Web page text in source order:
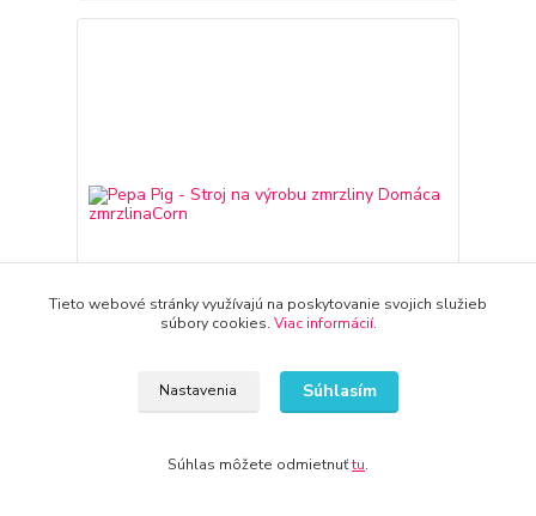
Tieto webové stránky využívajú na poskytovanie svojich služieb
súbory cookies. Viac informácií.
Nastavenia Súhlasím
Súhlas môžete odmietnuťtu.